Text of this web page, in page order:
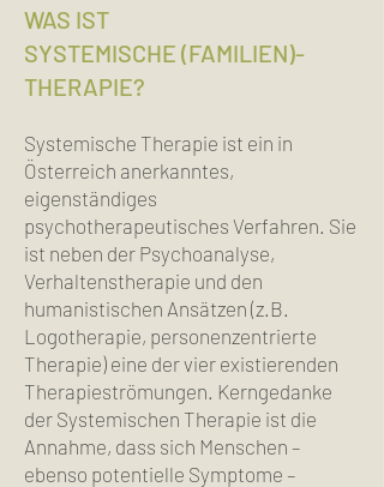
WAS IST
SYSTEMISCHE (FAMILIEN)-
THERAPIE?
Systemische Therapie ist ein in
Österreich anerkanntes,
eigenständiges
psychotherapeutisches Verfahren. Sie
ist neben der Psychoanalyse,
Verhaltenstherapie und den
humanistischen Ansätzen (z.B.
Logotherapie, personenzentrierte
Therapie) eine der vier existierenden
Therapieströmungen. Kerngedanke
der Systemischen Therapie ist die
Annahme, dass sich Menschen –
ebenso potentielle Symptome –